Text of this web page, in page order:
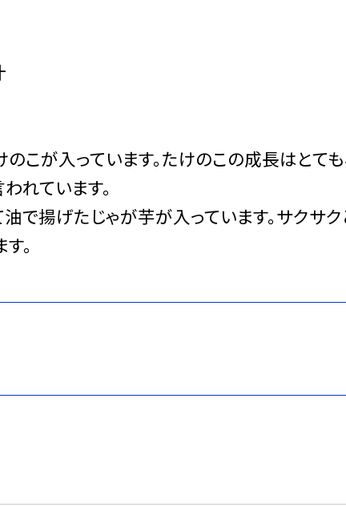
こが入っています。たけのこの成長はとても
れています。
で揚げたじゃが芋が入っています。サクサ
。